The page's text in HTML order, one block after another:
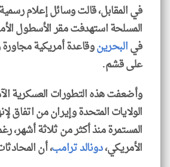
في المقابل، قالت وسائل إعلام
المسلحة استهدفت مقر الأسطول
فيالبحرينوقاعدة أمريكية
على قشم.
وأضعفت هذه التطورات العسكرية
الولايات المتحدة وإيران من اتفاق
المستمرة منذ أكثر من ثلاثة أشهر،
الأمريكي،دونالد ترامب، أن